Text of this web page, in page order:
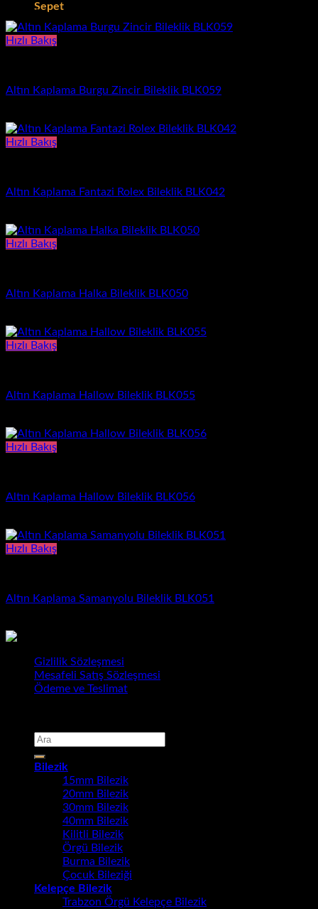
Sepet
Sepetinizde ürün bulunmuyor.
610,00₺
Hızlı Bakış
Altın Kaplama Burgu Zincir Bileklik BLK059
Hızlı Bakış
Altın Kaplama Fantazi Rolex Bileklik BLK042
Hızlı Bakış
Altın Kaplama Halka Bileklik BLK050
Hızlı Bakış
Altın Kaplama Hallow Bileklik BLK055
Hızlı Bakış
Altın Kaplama Hallow Bileklik BLK056
Hızlı Bakış
Altın Kaplama Samanyolu Bileklik BLK051
Gizlilik Sözleşmesi
Mesafeli Satış Sözleşmesi
Ödeme ve Teslimat
Ara:
Bilezik
15mm Bilezik
20mm Bilezik
30mm Bilezik
40mm Bilezik
Kilitli Bilezik
Örgü Bilezik
Burma Bilezik
Çocuk Bileziği
Kelepçe Bilezik
Trabzon Örgü Kelepçe Bilezik